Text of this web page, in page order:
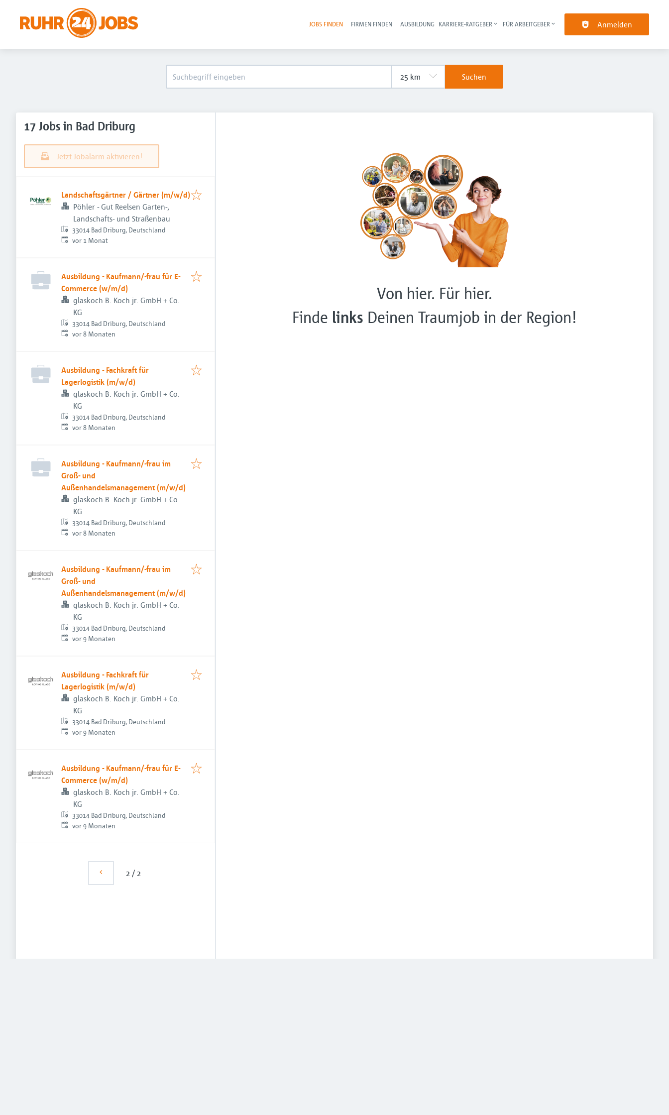
Haupt-Navigation
JOBS FINDEN FIRMEN FINDEN AUSBILDUNG KARRIERE-RATGEBER FÜR ARBEITGEBER Anmelden
Suchen
17 Jobs in Bad Driburg
Jetzt Jobalarm aktivieren!
Landschaftsgärtner / Gärtner (m/w/d)
Pöhler - Gut Reelsen Garten-,
Landschafts- und Straßenbau
33014 Bad Driburg, Deutschland
Veröffentlicht:
vor 1 Monat
Ausbildung - Kaufmann/-frau für E-
Commerce (w/m/d)
glaskoch B. Koch jr. GmbH + Co.
KG
33014 Bad Driburg, Deutschland
Veröffentlicht:
vor 8 Monaten
Ausbildung - Fachkraft für
Lagerlogistik (m/w/d)
glaskoch B. Koch jr. GmbH + Co.
KG
33014 Bad Driburg, Deutschland
Veröffentlicht:
vor 8 Monaten
Ausbildung - Kaufmann/-frau im
Groß- und
Außenhandelsmanagement (m/w/d)
glaskoch B. Koch jr. GmbH + Co.
KG
33014 Bad Driburg, Deutschland
Veröffentlicht:
vor 8 Monaten
Ausbildung - Kaufmann/-frau im
Groß- und
Außenhandelsmanagement (m/w/d)
glaskoch B. Koch jr. GmbH + Co.
KG
33014 Bad Driburg, Deutschland
Veröffentlicht:
vor 9 Monaten
Ausbildung - Fachkraft für
Lagerlogistik (m/w/d)
glaskoch B. Koch jr. GmbH + Co.
KG
33014 Bad Driburg, Deutschland
Veröffentlicht:
vor 9 Monaten
Ausbildung - Kaufmann/-frau für E-
Commerce (w/m/d)
glaskoch B. Koch jr. GmbH + Co.
KG
33014 Bad Driburg, Deutschland
Veröffentlicht:
vor 9 Monaten
2 / 2
Von hier. Für hier.
Finde links Deinen Traumjob in der Region!